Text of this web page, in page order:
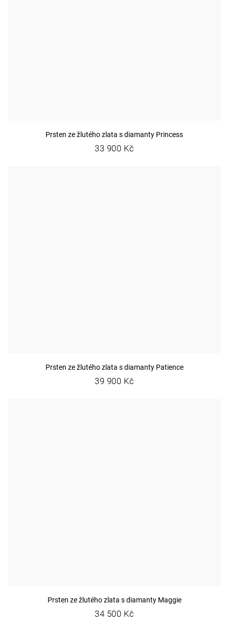
Prsten ze žlutého zlata s diamanty Princess
33 900 Kč
Prsten ze žlutého zlata s diamanty Patience
39 900 Kč
Prsten ze žlutého zlata s diamanty Maggie
34 500 Kč